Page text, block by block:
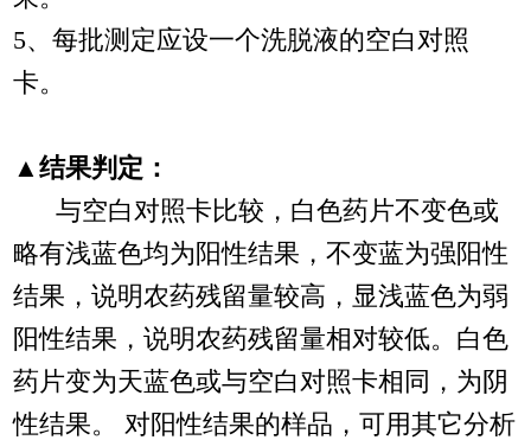
5、每批测定应设一个洗脱液的空白对照
卡。
▲结果判定：
与空白对照卡比较，白色药片不变色或
略有浅蓝色均为阳性结果，不变蓝为强阳性
结果，说明农药残留量较高，显浅蓝色为弱
阳性结果，说明农药残留量相对较低。白色
药片变为天蓝色或与空白对照卡相同，为阴
性结果。 对阳性结果的样品，可用其它分析